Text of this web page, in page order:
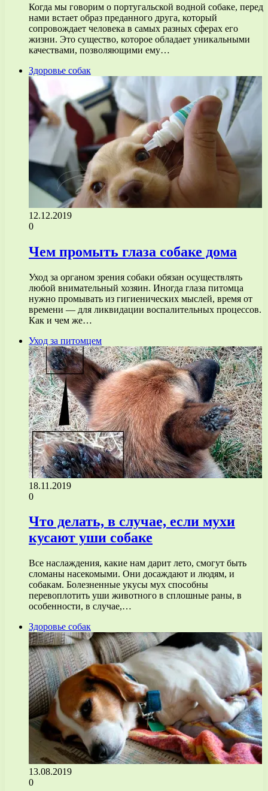
Когда мы говорим о португальской водной собаке, перед
нами встает образ преданного друга, который
сопровождает человека в самых разных сферах его
жизни. Это существо, которое обладает уникальными
качествами, позволяющими ему…
Здоровье собак
12.12.2019
0
Чем промыть глаза собаке дома
Уход за органом зрения собаки обязан осуществлять
любой внимательный хозяин. Иногда глаза питомца
нужно промывать из гигиенических мыслей, время от
времени — для ликвидации воспалительных процессов.
Как и чем же…
Уход за питомцем
18.11.2019
0
Что делать, в случае, если мухи
кусают уши собаке
Все наслаждения, какие нам дарит лето, смогут быть
сломаны насекомыми. Они досаждают и людям, и
собакам. Болезненные укусы мух способны
перевоплотить уши животного в сплошные раны, в
особенности, в случае,…
Здоровье собак
13.08.2019
0